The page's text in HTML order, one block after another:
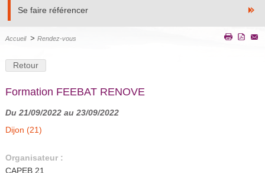
Se faire référencer
Accueil > Rendez-vous
Retour
Formation FEEBAT RENOVE
Du 21/09/2022 au 23/09/2022
Dijon (21)
Organisateur :
CAPEB 21